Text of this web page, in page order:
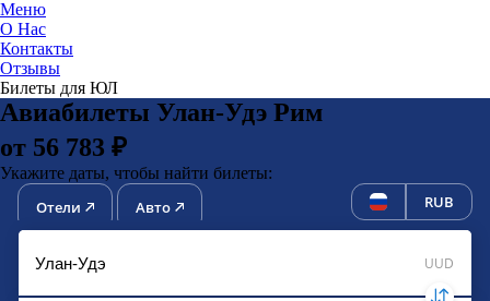
Меню
О Нас
Контакты
Отзывы
Билеты для ЮЛ
Авиабилеты Улан-Удэ Рим
от 56 783 ₽
Укажите даты, чтобы найти билеты:
Отели Авто RUB
UUD